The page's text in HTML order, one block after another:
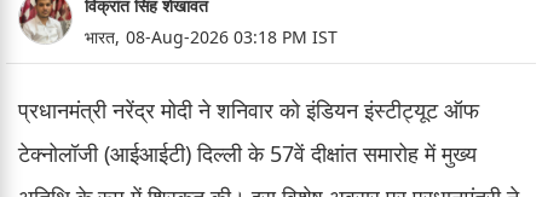
विक्रांत सिंह शेखावत
भारत, 08-Aug-2026 03:18 PM IST
प्रधानमंत्री नरेंद्र मोदी ने शनिवार को इंडियन इंस्टीट्यूट ऑफ
टेक्नोलॉजी (आईआईटी) दिल्ली के 57वें दीक्षांत समारोह में मुख्य